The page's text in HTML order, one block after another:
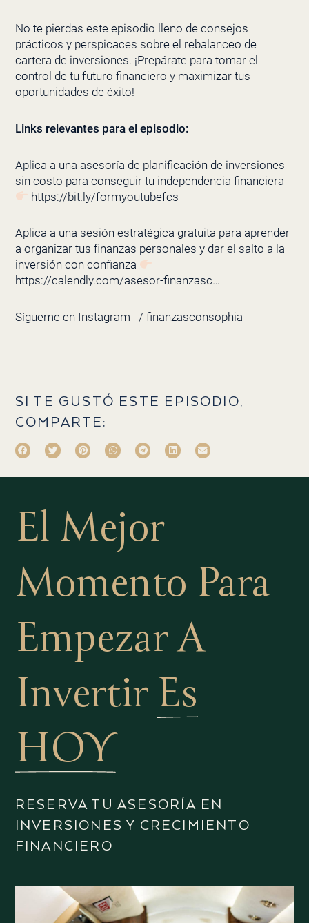
No te pierdas este episodio lleno de consejos
prácticos y perspicaces sobre el rebalanceo de
cartera de inversiones. ¡Prepárate para tomar el
control de tu futuro financiero y maximizar tus
oportunidades de éxito!
Links relevantes para el episodio:
Aplica a una asesoría de planificación de inversiones
sin costo para conseguir tu independencia financiera
https://bit.ly/formyoutubefcs
Aplica a una sesión estratégica gratuita para aprender
a organizar tus finanzas personales y dar el salto a la
inversión con confianza
https://calendly.com/asesor-finanzasc…
Sígueme en Instagram / finanzasconsophia
SI TE GUSTÓ ESTE EPISODIO,
COMPARTE:
El Mejor
Momento Para
Empezar A
Invertir Es
HOY
RESERVA TU ASESORÍA EN
INVERSIONES Y CRECIMIENTO
FINANCIERO